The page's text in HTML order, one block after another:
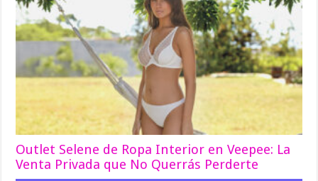
Outlet Selene de Ropa Interior en Veepee: La
Venta Privada que No Querrás Perderte